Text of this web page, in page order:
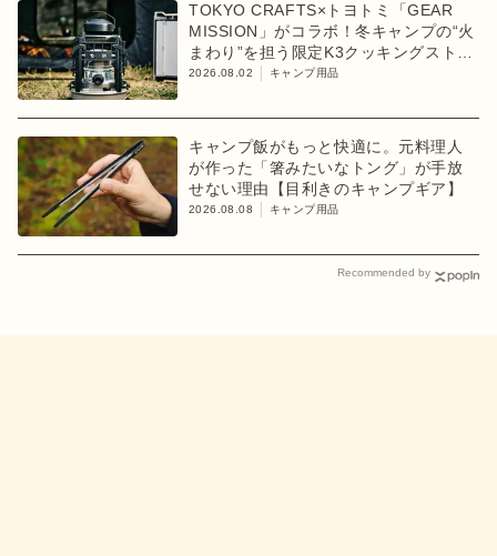
TOKYO CRAFTS×トヨトミ「GEAR
MISSION」がコラボ！冬キャンプの“火
まわり”を担う限定K3クッキングストー
ブが登場
2026.08.02 キャンプ用品
キャンプ飯がもっと快適に。元料理人
が作った「箸みたいなトング」が手放
せない理由【目利きのキャンプギア】
2026.08.08 キャンプ用品
Recommended by